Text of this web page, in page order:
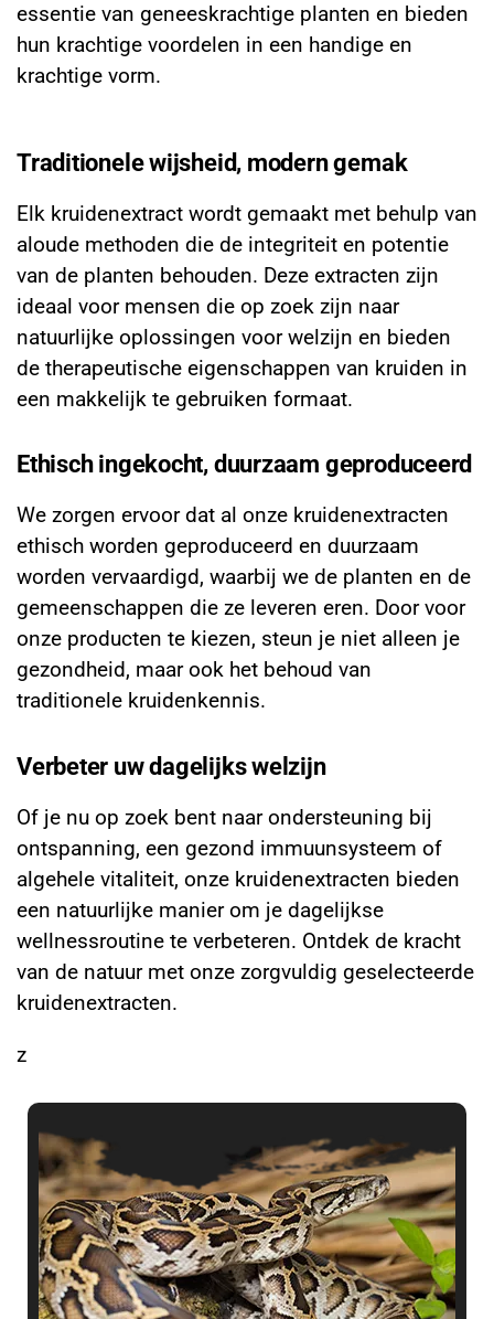
essentie van geneeskrachtige planten en bieden
hun krachtige voordelen in een handige en
krachtige vorm.
Traditionele wijsheid, modern gemak
Elk kruidenextract wordt gemaakt met behulp van
aloude methoden die de integriteit en potentie
van de planten behouden. Deze extracten zijn
ideaal voor mensen die op zoek zijn naar
natuurlijke oplossingen voor welzijn en bieden
de therapeutische eigenschappen van kruiden in
een makkelijk te gebruiken formaat.
Ethisch ingekocht, duurzaam geproduceerd
We zorgen ervoor dat al onze kruidenextracten
ethisch worden geproduceerd en duurzaam
worden vervaardigd, waarbij we de planten en de
gemeenschappen die ze leveren eren. Door voor
onze producten te kiezen, steun je niet alleen je
gezondheid, maar ook het behoud van
traditionele kruidenkennis.
Verbeter uw dagelijks welzijn
Of je nu op zoek bent naar ondersteuning bij
ontspanning, een gezond immuunsysteem of
algehele vitaliteit, onze kruidenextracten bieden
een natuurlijke manier om je dagelijkse
wellnessroutine te verbeteren. Ontdek de kracht
van de natuur met onze zorgvuldig geselecteerde
kruidenextracten.
z